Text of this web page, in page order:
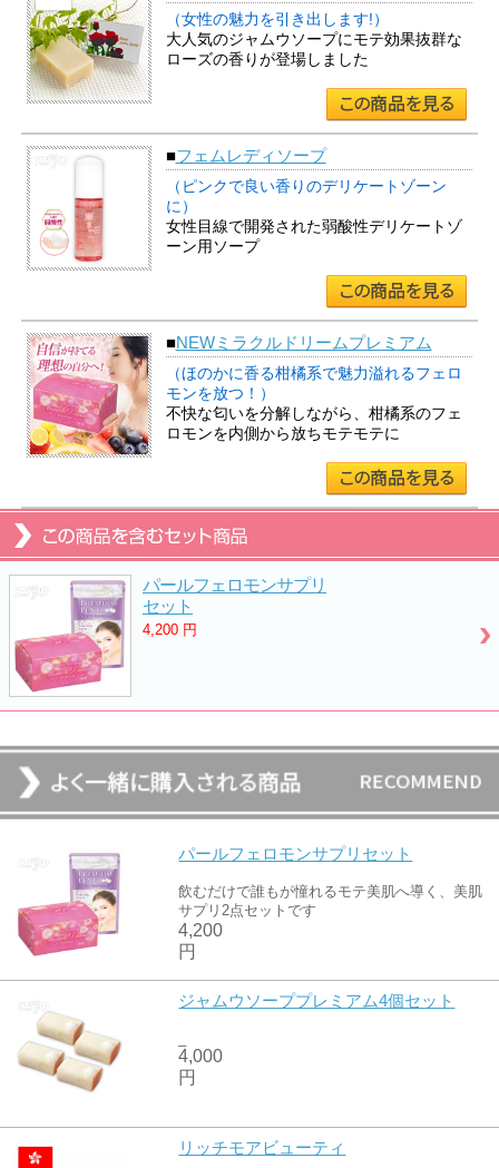
（女性の魅力を引き出します!）
大人気のジャムウソープにモテ効果抜群な
ローズの香りが登場しました
■フェムレディソープ
（ピンクで良い香りのデリケートゾーン
に）
女性目線で開発された弱酸性デリケートゾ
ーン用ソープ
■NEWミラクルドリームプレミアム
（ほのかに香る柑橘系で魅力溢れるフェロ
モンを放つ！）
不快な匂いを分解しながら、柑橘系のフェ
ロモンを内側から放ちモテモテに
パールフェロモンサプリ
セット
4,200 円
パールフェロモンサプリセット
飲むだけで誰もが憧れるモテ美肌へ導く、美肌
サプリ2点セットです
4,200
円
ジャムウソーププレミアム4個セット
4,000
円
リッチモアビューティ